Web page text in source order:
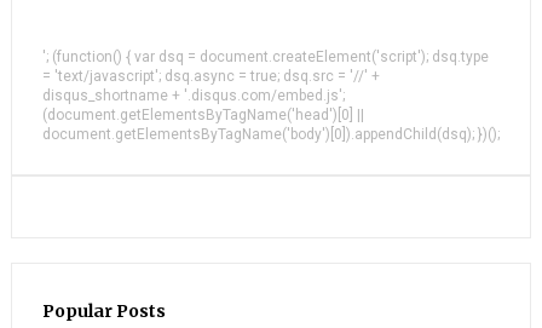
'; (function() { var dsq = document.createElement('script'); dsq.type
= 'text/javascript'; dsq.async = true; dsq.src = '//' +
disqus_shortname + '.disqus.com/embed.js';
(document.getElementsByTagName('head')[0] ||
document.getElementsByTagName('body')[0]).appendChild(dsq); })();
Popular Posts